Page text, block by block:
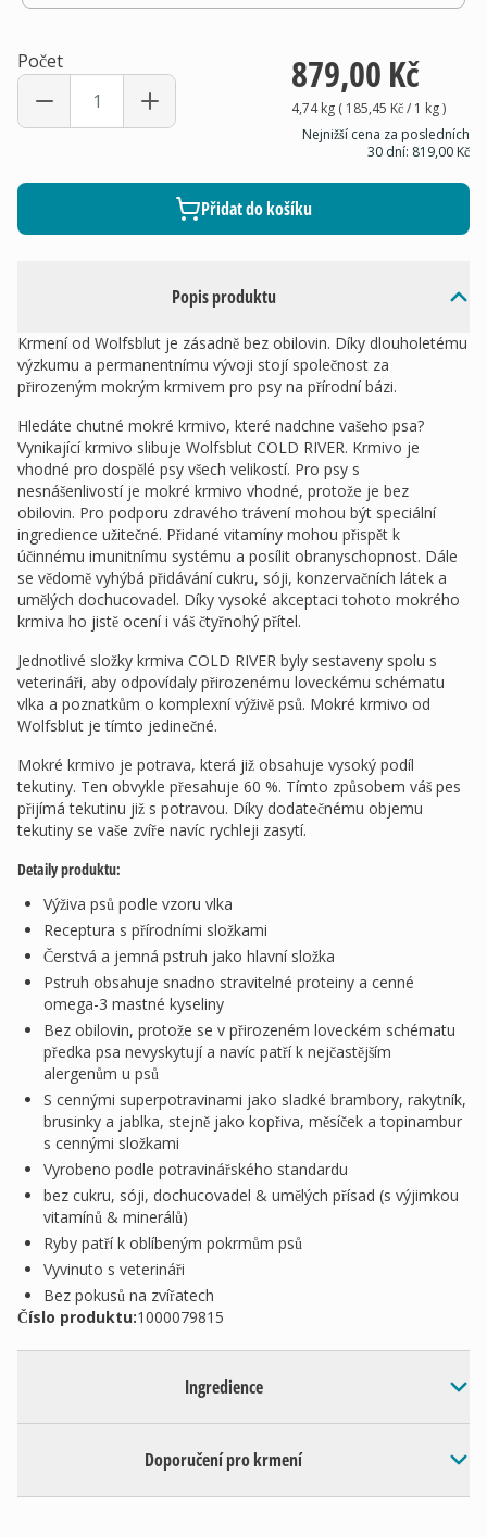
Popis produktu
Krmení od Wolfsblut je zásadně bez obilovin. Díky dlouholetému
výzkumu a permanentnímu vývoji stojí společnost za
přirozeným mokrým krmivem pro psy na přírodní bázi.
Hledáte chutné mokré krmivo, které nadchne vašeho psa?
Vynikající krmivo slibuje Wolfsblut COLD RIVER. Krmivo je
vhodné pro dospělé psy všech velikostí. Pro psy s
nesnášenlivostí je mokré krmivo vhodné, protože je bez
obilovin. Pro podporu zdravého trávení mohou být speciální
ingredience užitečné. Přidané vitamíny mohou přispět k
účinnému imunitnímu systému a posílit obranyschopnost. Dále
se vědomě vyhýbá přidávání cukru, sóji, konzervačních látek a
umělých dochucovadel. Díky vysoké akceptaci tohoto mokrého
krmiva ho jistě ocení i váš čtyřnohý přítel.
Jednotlivé složky krmiva COLD RIVER byly sestaveny spolu s
veterináři, aby odpovídaly přirozenému loveckému schématu
vlka a poznatkům o komplexní výživě psů. Mokré krmivo od
Wolfsblut je tímto jedinečné.
Mokré krmivo je potrava, která již obsahuje vysoký podíl
tekutiny. Ten obvykle přesahuje 60 %. Tímto způsobem váš pes
přijímá tekutinu již s potravou. Díky dodatečnému objemu
tekutiny se vaše zvíře navíc rychleji zasytí.
Detaily produktu:
Výživa psů podle vzoru vlka
Receptura s přírodními složkami
Čerstvá a jemná pstruh jako hlavní složka
Pstruh obsahuje snadno stravitelné proteiny a cenné
omega-3 mastné kyseliny
Bez obilovin, protože se v přirozeném loveckém schématu
předka psa nevyskytují a navíc patří k nejčastějším
alergenům u psů
S cennými superpotravinami jako sladké brambory, rakytník,
brusinky a jablka, stejně jako kopřiva, měsíček a topinambur
s cennými složkami
Vyrobeno podle potravinářského standardu
bez cukru, sóji, dochucovadel & umělých přísad (s výjimkou
vitamínů & minerálů)
Ryby patří k oblíbeným pokrmům psů
Vyvinuto s veterináři
Bez pokusů na zvířatech
Číslo produktu:1000079815
Ingredience
Doporučení pro krmení
Počet 879,00 Kč
4,74 kg( 185,45 Kč/ 1 kg)
Nejnižší cena za posledních
30 dní: 819,00 Kč
Přidat do košíku